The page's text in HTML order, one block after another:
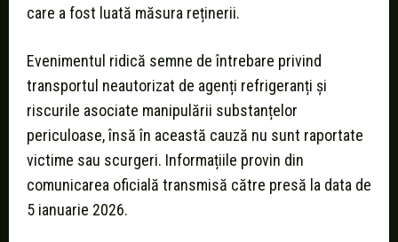
care a fost luată măsura reținerii.
Evenimentul ridică semne de întrebare privind
transportul neautorizat de agenți refrigeranți și
riscurile asociate manipulării substanțelor
periculoase, însă în această cauză nu sunt raportate
victime sau scurgeri. Informațiile provin din
comunicarea oficială transmisă către presă la data de
5 ianuarie 2026.